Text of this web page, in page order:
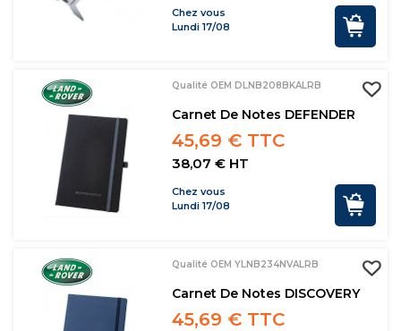
Chez vous
Lundi 17/08
Qualité OEM DLNB208BKALRB
Carnet De Notes DEFENDER
45,69 € TTC
38,07 € HT
Chez vous
Lundi 17/08
Qualité OEM YLNB234NVALRB
Carnet De Notes DISCOVERY
45,69 € TTC